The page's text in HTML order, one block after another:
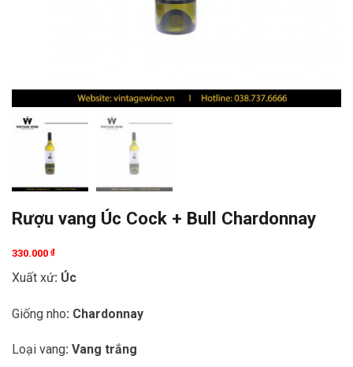
Rượu vang Úc Cock + Bull Chardonnay
330.000 ₫
Xuất xứ: Úc
Giống nho: Chardonnay
Loại vang: Vang trắng